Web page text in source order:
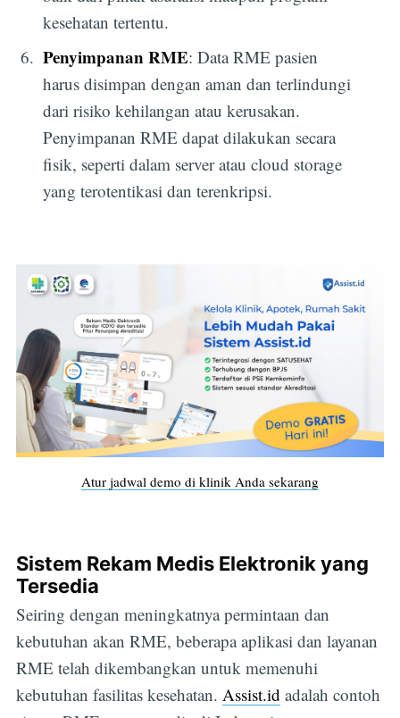
kesehatan tertentu.
Penyimpanan RME: Data RME pasien
harus disimpan dengan aman dan terlindungi
dari risiko kehilangan atau kerusakan.
Penyimpanan RME dapat dilakukan secara
fisik, seperti dalam server atau cloud storage
yang terotentikasi dan terenkripsi.
Atur jadwal demo di klinik Anda sekarang
Sistem Rekam Medis Elektronik yang
Tersedia
Seiring dengan meningkatnya permintaan dan
kebutuhan akan RME, beberapa aplikasi dan layanan
RME telah dikembangkan untuk memenuhi
kebutuhan fasilitas kesehatan. Assist.id adalah contoh